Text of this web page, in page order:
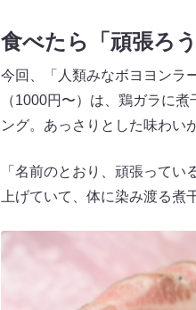
食べたら「頑張ろ
今回、「人類みなボヨヨンラ
（1000円〜）は、鶏ガラに
ング。あっさりとした味わい
「名前のとおり、頑張って
上げていて、体に染み渡る煮